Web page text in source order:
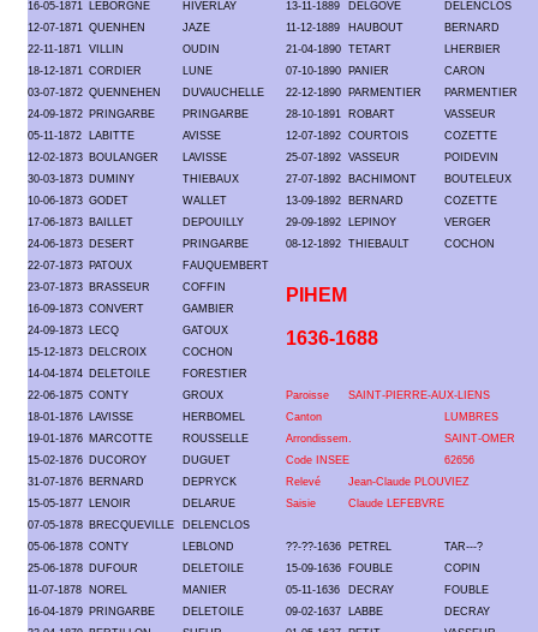
16-05-1871 LEBORGNE HIVERLAY 13-11-1889 DELGOVE
DELENCLOS
12-07-1871 QUENHEN JAZE 11-12-1889 HAUBOUT
BERNARD
22-11-1871 VILLIN OUDIN 21-04-1890 TETART
LHERBIER
18-12-1871 CORDIER LUNE 07-10-1890 PANIER
CARON
03-07-1872 QUENNEHEN DUVAUCHELLE 22-12-1890 PARMENTIER
PARMENTIER
24-09-1872 PRINGARBE PRINGARBE 28-10-1891 ROBART
VASSEUR
05-11-1872
LABITTE AVISSE 12-07-1892 COURTOIS
COZETTE
12-02-1873 BOULANGER LAVISSE 25-07-1892 VASSEUR
POIDEVIN
30-03-1873 DUMINY THIEBAUX 27-07-1892 BACHIMONT
BOUTELEUX
10-06-1873 GODET WALLET 13-09-1892 BERNARD
COZETTE
17-06-1873 BAILLET DEPOUILLY 29-09-1892 LEPINOY
VERGER
24-06-1873 DESERT PRINGARBE 08-12-1892 THIEBAULT
COCHON
22-07-1873 PATOUX
FAUQUEMBERT
23-07-1873 BRASSEUR COFFIN PIHEM
16-09-1873 CONVERT
GAMBIER
24-09-1873 LECQ GATOUX 1636-1688
15-12-1873 DELCROIX
COCHON
14-04-1874 DELETOILE
FORESTIER
22-06-1875 CONTY GROUX Paroisse
SAINT-PIERRE-AUX-LIENS
18-01-1876 LAVISSE HERBOMEL Canton
LUMBRES
19-01-1876 MARCOTTE ROUSSELLE Arrondissem.
SAINT-OMER
15-02-1876 DUCOROY DUGUET Code INSEE
62656
31-07-1876 BERNARD DEPRYCK Relevé
Jean-Claude PLOUVIEZ
15-05-1877 LENOIR DELARUE Saisie
Claude LEFEBVRE
07-05-1878 BRECQUEVILLE
DELENCLOS
05-06-1878 CONTY LEBLOND ??-??-1636 PETREL
TAR---?
25-06-1878 DUFOUR DELETOILE 15-09-1636 FOUBLE
COPIN
11-07-1878
NOREL MANIER 05-11-1636 DECRAY
FOUBLE
16-04-1879 PRINGARBE DELETOILE 09-02-1637 LABBE
DECRAY